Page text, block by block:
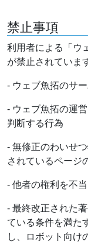
禁止事項
利用者による「ウ
が禁止されていま
- ウェブ魚拓のサ
- ウェブ魚拓の運
判断する行為
- 無修正のわいせ
されているページ
- 他者の権利を不
- 最終改正された
ている条件を満た
し、ロボット向け